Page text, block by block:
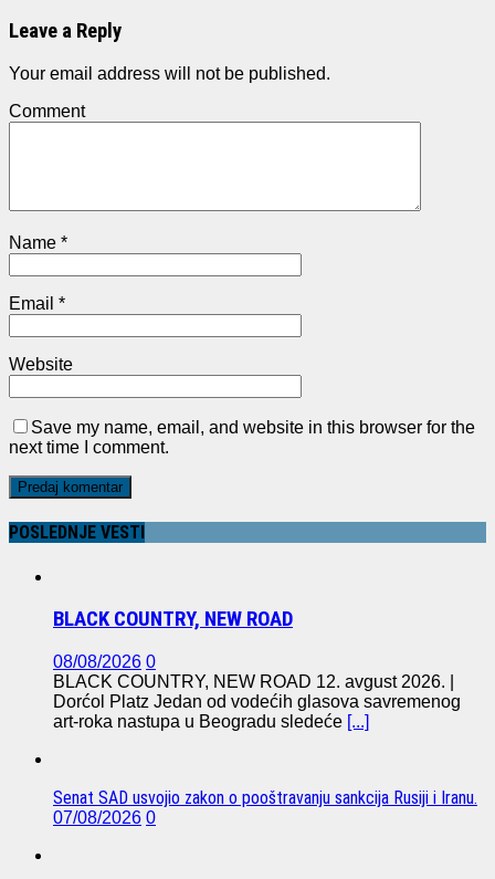
Leave a Reply
Your email address will not be published.
Comment
Name *
Email *
Website
Save my name, email, and website in this browser for the
next time I comment.
POSLEDNJE VESTI
BLACK COUNTRY, NEW ROAD
08/08/2026 0
BLACK COUNTRY, NEW ROAD 12. avgust 2026. |
Dorćol Platz Jedan od vodećih glasova savremenog
art-roka nastupa u Beogradu sledeće [...]
Senat SAD usvojio zakon o pooštravanju sankcija Rusiji i Iranu.
07/08/2026 0